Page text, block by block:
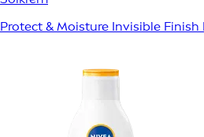
Protect & Moisture Invisible Finish